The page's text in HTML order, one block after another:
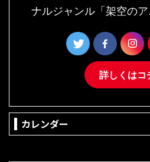
ナルジャンル「架空のア
詳しくはコ
カレンダー